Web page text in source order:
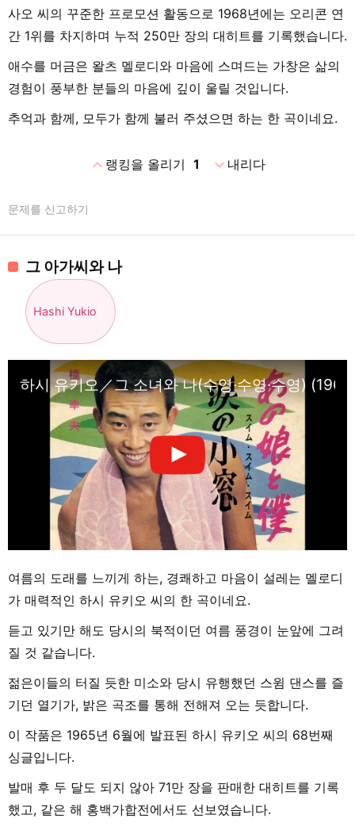
사오 씨의 꾸준한 프로모션 활동으로 1968년에는 오리콘 연
간 1위를 차지하며 누적 250만 장의 대히트를 기록했습니다.
애수를 머금은 왈츠 멜로디와 마음에 스며드는 가창은 삶의
경험이 풍부한 분들의 마음에 깊이 울릴 것입니다.
추억과 함께, 모두가 함께 불러 주셨으면 하는 한 곡이네요.
expand_less랭킹을 올리기 1 expand_more내리다
문제를 신고하기
그 아가씨와 나
Hashi Yukio
하시 유키오／그 소녀와 나(수영·수영·수영)
여름의 도래를 느끼게 하는, 경쾌하고 마음이 설레는 멜로디
가 매력적인 하시 유키오 씨의 한 곡이네요.
듣고 있기만 해도 당시의 북적이던 여름 풍경이 눈앞에 그려
질 것 같습니다.
젊은이들의 터질 듯한 미소와 당시 유행했던 스윔 댄스를 즐
기던 열기가, 밝은 곡조를 통해 전해져 오는 듯합니다.
이 작품은 1965년 6월에 발표된 하시 유키오 씨의 68번째
싱글입니다.
발매 후 두 달도 되지 않아 71만 장을 판매한 대히트를 기록
했고, 같은 해 홍백가합전에서도 선보였습니다.